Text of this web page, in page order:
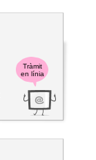
Tràmit
en línia